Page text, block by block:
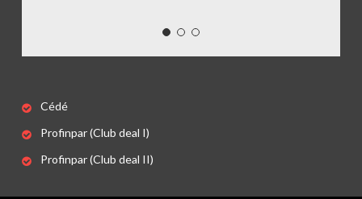
Cédé
Profinpar (Club deal I)
Profinpar (Club deal II)